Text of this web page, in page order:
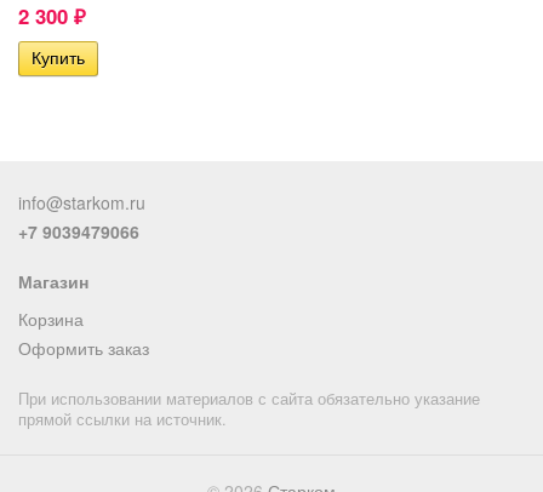
2 300 ₽
info@starkom.ru
+7 9039479066
Магазин
Корзина
Оформить заказ
При использовании материалов с сайта обязательно указание
прямой ссылки на источник.